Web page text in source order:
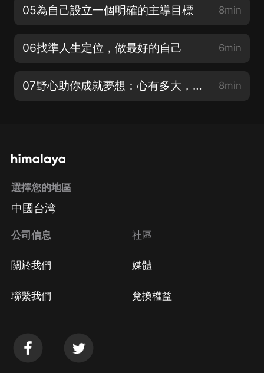
05為自己設立一個明確的主導目標 8min
06找準人生定位，做最好的自己 6min
07野心助你成就夢想：心有多大，舞臺就有多大 8min
選擇您的地區
中國台湾
公司信息
關於我們
聯繫我們
社區
媒體
兌換權益